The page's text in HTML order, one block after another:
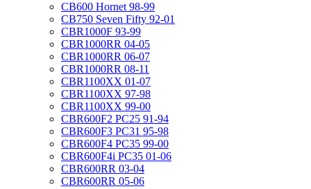
CB600 Hornet 98-99
CB750 Seven Fifty 92-01
CBR1000F 93-99
CBR1000RR 04-05
CBR1000RR 06-07
CBR1000RR 08-11
CBR1100XX 01-07
CBR1100XX 97-98
CBR1100XX 99-00
CBR600F2 PC25 91-94
CBR600F3 PC31 95-98
CBR600F4 PC35 99-00
CBR600F4i PC35 01-06
CBR600RR 03-04
CBR600RR 05-06